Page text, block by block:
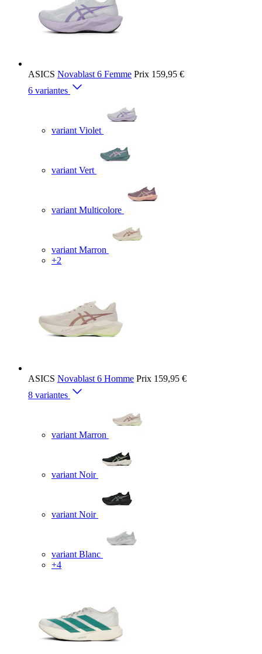
ASICS Novablast 6 Femme Prix 159,95 €
6 variantes
variant Violet
variant Vert
variant Multicolore
variant Marron
+2
ASICS Novablast 6 Homme Prix 159,95 €
8 variantes
variant Marron
variant Noir
variant Noir
variant Blanc
+4